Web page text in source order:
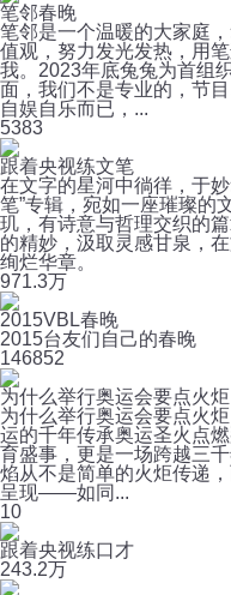
笔邻春晚
笔邻是一个温暖的大家庭
值观，努力发光发热，用
我。2023年底兔兔为首组
面，我们不是专业的，节
自娱自乐而已，...
5383
跟着央视练文笔
在文字的星河中徜徉，于
笔”专辑，宛如一座璀璨的
玑，有诗意与哲理交织的
的精妙，汲取灵感甘泉，
绚烂华章。
971.3万
2015VBL春晚
2015台友们自己的春晚
146852
为什么举行奥运会要点火炬
为什么举行奥运会要点火
运的千年传承奥运圣火点
育盛事，更是一场跨越三
焰从不是简单的火炬传递
呈现——如同...
10
跟着央视练口才
243.2万